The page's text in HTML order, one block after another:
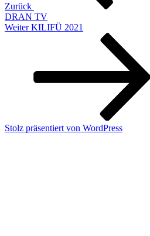
Zurück
DRAN TV
Nächster
Weiter KILIFÜ 2021
Stolz präsentiert von WordPress